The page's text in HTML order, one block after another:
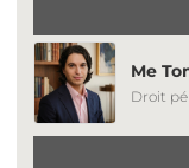
Me
Droit